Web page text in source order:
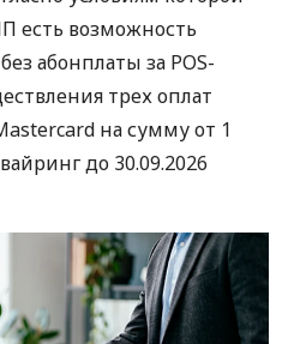
есть возможность
абонплаты за POS-
трех оплат
на сумму от 1
до 30.09.2026